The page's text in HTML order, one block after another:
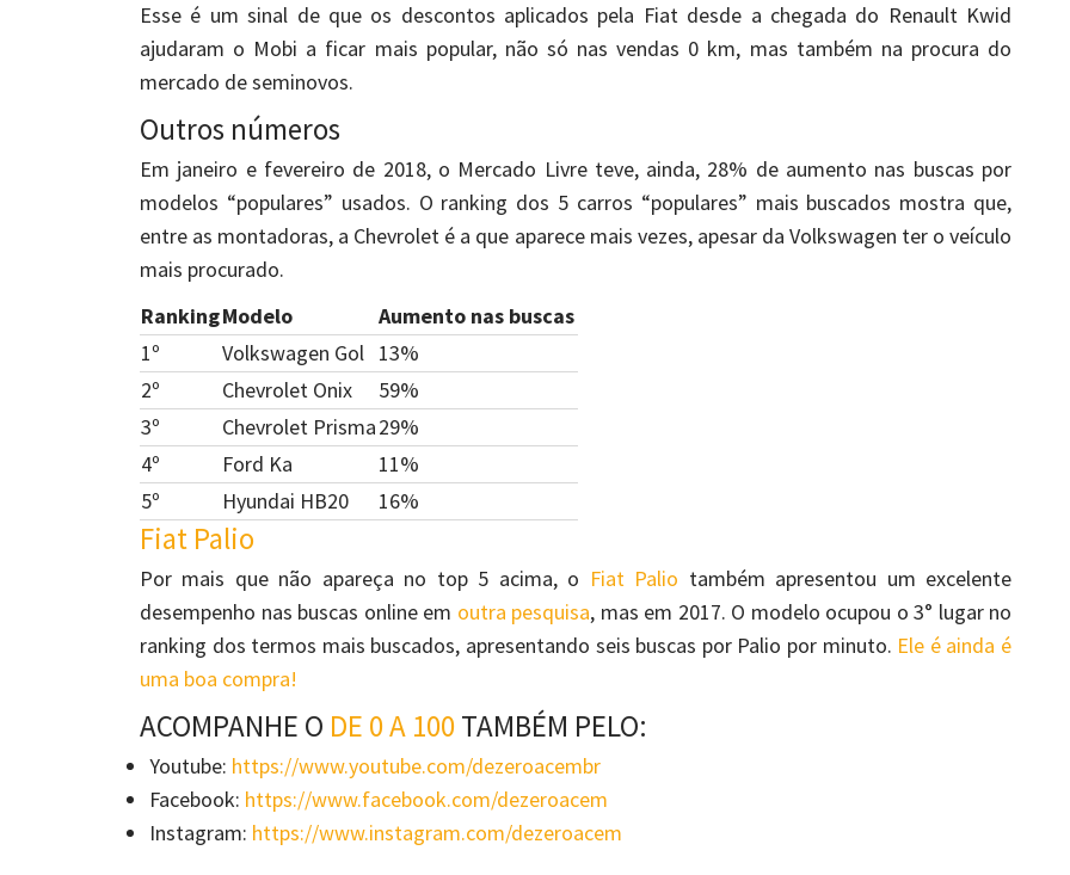
Esse é um sinal de que os descontos aplicados pela Fiat desde a chegada do Renault Kwid
ajudaram o Mobi a ficar mais popular, não só nas vendas 0 km, mas também na procura do
mercado de seminovos.
Outros números
Em janeiro e fevereiro de 2018, o Mercado Livre teve, ainda, 28% de aumento nas buscas por
modelos “populares” usados. O ranking dos 5 carros “populares” mais buscados mostra que,
entre as montadoras, a Chevrolet é a que aparece mais vezes, apesar da Volkswagen ter o veículo
mais procurado.
RankingModelo
Aumento nas buscas
1º
Volkswagen Gol 13%
2º
Chevrolet Onix
59%
3º
Chevrolet Prisma29%
4º
Ford Ka
11%
5º
Hyundai HB20 16%
Fiat Palio
Por mais que não apareça no top 5 acima, o Fiat Palio também apresentou um excelente
desempenho nas buscas online em outra pesquisa, mas em 2017. O modelo ocupou o 3° lugar no
ranking dos termos mais buscados, apresentando seis buscas por Palio por minuto. Ele é ainda é
uma boa compra!
ACOMPANHE O DE 0 A 100TAMBÉM PELO:
Youtube: https://www.youtube.com/dezeroacembr
Facebook: https://www.facebook.com/dezeroacem
Instagram: https://www.instagram.com/dezeroacem